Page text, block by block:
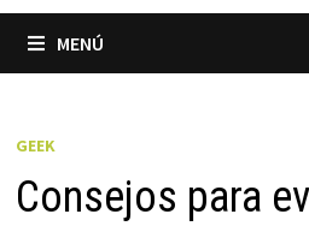
MENÚ
GEEK
Consejos para